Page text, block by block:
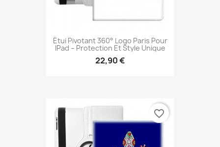
Étui Pivotant 360° Logo Paris Pour
IPad – Protection Et Style Unique
22,90 €
favorite_border